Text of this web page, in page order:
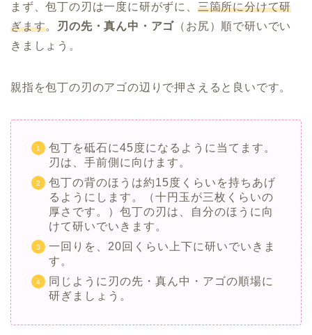
まず、包丁の刃は一度に研がずに、 三箇所に分けて研
ぎます。 刃の先・真ん中・アゴ （お尻）順で研いでい
きましょう。
親指を包丁の刃のアゴの辺りで押さえると良いです。
包丁を砥石に45度になるように当てます。
刃は、手前側に向けます。
包丁の背のほうは約15度くらいを持ちあげ
るようにします。（十円玉が三枚くらいの
厚さです。）包丁の刃は、自分のほうに向
けて研いでいきます。
一回りを、20回くらい上下に研いでいきま
す。
同じように刃の先・真ん中・アゴの順場に
研ぎましょう。